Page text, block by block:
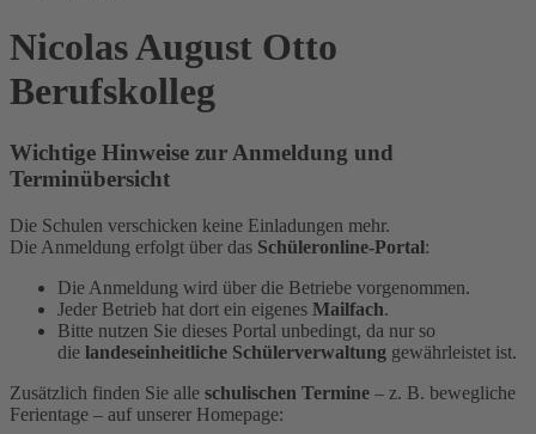
Nicolas August Otto
Berufskolleg
Wichtige Hinweise zur Anmeldung und
Terminübersicht
Die Schulen verschicken keine Einladungen mehr.
Die Anmeldung erfolgt über das Schüleronline-Portal:
Die Anmeldung wird über die Betriebe vorgenommen.
Jeder Betrieb hat dort ein eigenes Mailfach.
Bitte nutzen Sie dieses Portal unbedingt, da nur so
die landeseinheitliche Schülerverwaltung gewährleistet ist.
Zusätzlich finden Sie alle schulischen Termine – z. B. bewegliche
Ferientage – auf unserer Homepage: